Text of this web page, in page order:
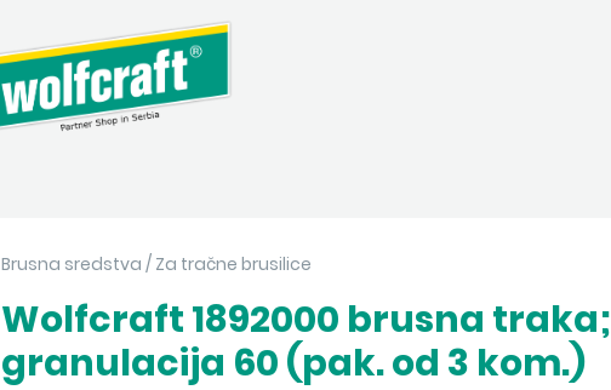
Brusna sredstva / Za tračne brusilice
Wolfcraft 1892000 brusna traka;
granulacija 60 (pak. od 3 kom.)